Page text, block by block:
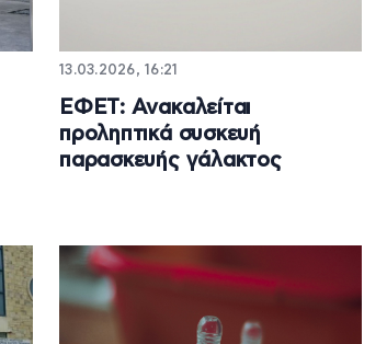
13.03.2026, 16:21
ΕΦΕΤ: Ανακαλείται
προληπτικά συσκευή
παρασκευής γάλακτος